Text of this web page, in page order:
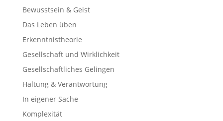
Bewusstsein & Geist
Das Leben üben
Erkenntnistheorie
Gesellschaft und Wirklichkeit
Gesellschaftliches Gelingen
Haltung & Verantwortung
In eigener Sache
Komplexität